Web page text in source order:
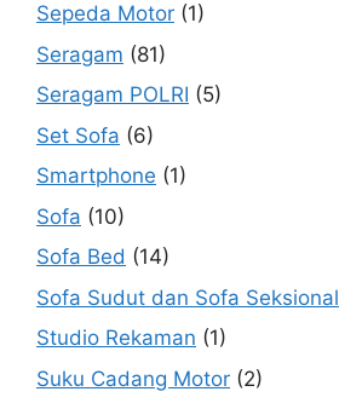
Sepeda Motor (1)
Seragam (81)
Seragam POLRI (5)
Set Sofa (6)
Smartphone (1)
Sofa (10)
Sofa Bed (14)
Sofa Sudut dan Sofa Seksional
Studio Rekaman (1)
Suku Cadang Motor (2)